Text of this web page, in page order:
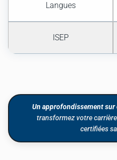
Langues
ISEP
Un approfondissement sur
transformez votre
certifiées